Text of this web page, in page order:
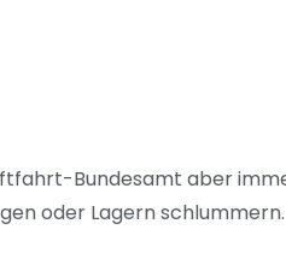
Bundesamt aber
oder Lagern schlummern.